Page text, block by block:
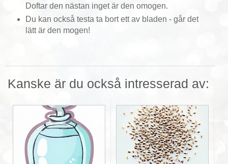
Doftar den nästan inget är den omogen.
Du kan också testa ta bort ett av bladen - går det
lätt är den mogen!
Kanske är du också intresserad av: